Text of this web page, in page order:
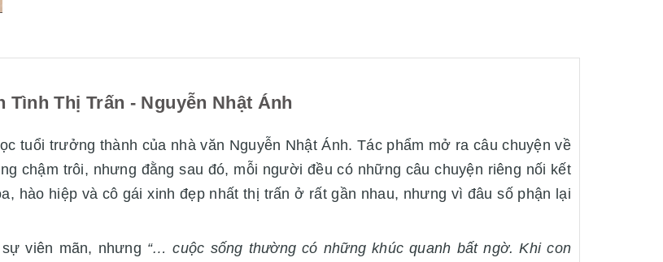
Tình Thị Trấn - Nguyễn Nhật Ánh
tuổi trưởng thành của nhà văn Nguyễn Nhật Ánh. Tác phẩm mở ra câu chuyện về
chậm trôi, nhưng đằng sau đó, mỗi người đều có những câu chuyện riêng nối kết
hào hiệp và cô gái xinh đẹp nhất thị trấn ở rất gần nhau, nhưng vì đâu số phận lại
viên mãn, nhưng “… cuộc sống thường có những khúc quanh bất ngờ. Khi con